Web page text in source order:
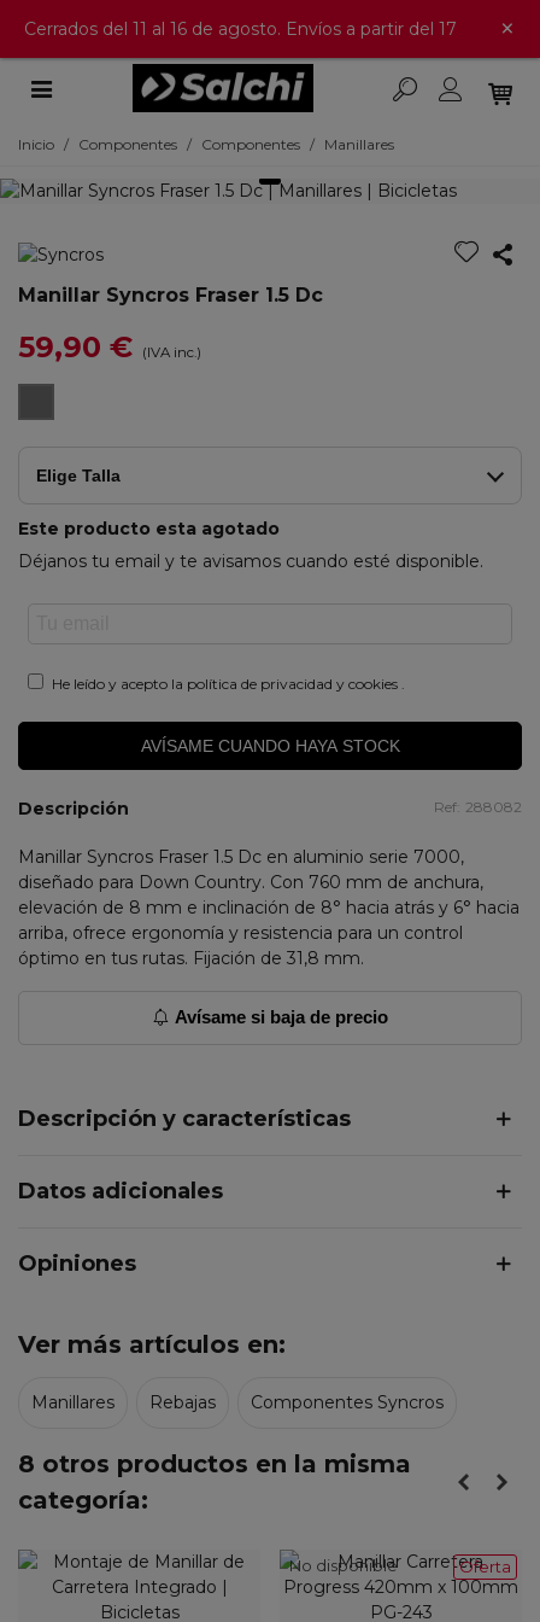
Cerrados del 11 al 16 de agosto. Envíos a partir del 17 ×
Inicio / Componentes / Componentes / Manillares
Manillar Syncros Fraser 1.5 Dc
59,90 € (IVA inc.)
Elige Talla
Este producto esta agotado
Déjanos tu email y te avisamos cuando esté disponible.
He leído y acepto la política de privacidad y cookies .
AVÍSAME CUANDO HAYA STOCK
Descripción Ref: 288082
Manillar Syncros Fraser 1.5 Dc en aluminio serie 7000,
diseñado para Down Country. Con 760 mm de anchura,
elevación de 8 mm e inclinación de 8° hacia atrás y 6° hacia
arriba, ofrece ergonomía y resistencia para un control
óptimo en tus rutas. Fijación de 31,8 mm.
Avísame si baja de precio
Descripción y características
Datos adicionales
Opiniones
Ver más artículos en:
Manillares Rebajas Componentes Syncros
8 otros productos en la misma
categoría:
Oferta
No disponible